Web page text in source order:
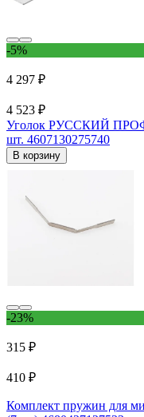
-5%
4 297 ₽
4 523 ₽
Уголок РУССКИЙ
шт. 4607130275740
В корзину
-23%
315 ₽
410 ₽
Комплект пружин для